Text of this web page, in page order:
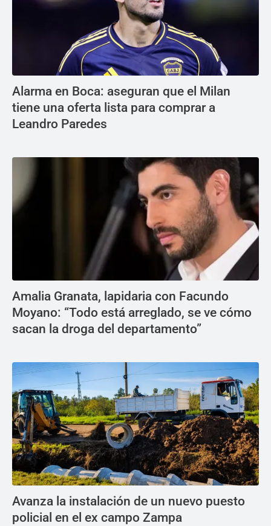
Alarma en Boca: aseguran que el Milan
tiene una oferta lista para comprar a
Leandro Paredes
Amalia Granata, lapidaria con Facundo
Moyano: “Todo está arreglado, se ve cómo
sacan la droga del departamento”
Avanza la instalación de un nuevo puesto
policial en el ex campo Zampa